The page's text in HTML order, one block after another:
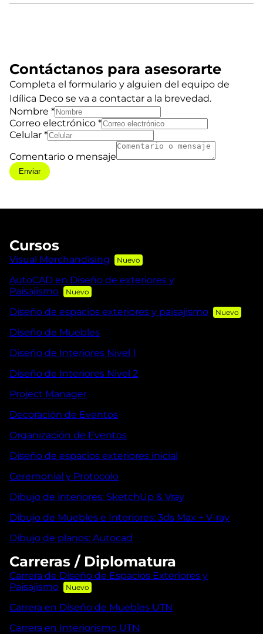
Contáctanos para asesorarte
Completa el formulario y alguien del equipo de
Idílica Deco se va a contactar a la brevedad.
Nombre *
Correo electrónico *
Celular *
Comentario o mensaje
Enviar
Cursos
Visual Merchandising
AutoCAD en Diseño de exteriores y
Paisajismo
Diseño de espacios exteriores y paisajismo
Diseño de Muebles
Diseño de Interiores Nivel 1
Diseño de Interiores Nivel 2
Project Manager
Decoración de Eventos
Organización de Eventos
Diseño de espacios exteriores inicial
Ceremonial y Protocolo
Dibujo de interiores: SketchUp & Vray
Dibujo de Muebles e Interiores: 3ds Max + V-ray
Dibujo de planos: Autocad
Carreras / Diplomatura
Carrera de Diseño de Espacios Exteriores y
Paisajismo
Carrera en Diseño de Muebles UTN
Carrera en Interiorismo UTN